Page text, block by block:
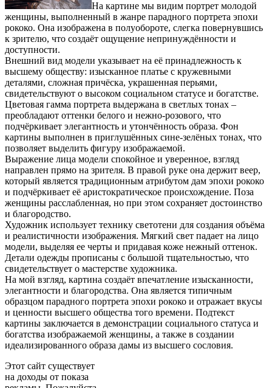
На картине мы видим портрет молодой
женщины, выполненный в жанре парадного портрета эпохи
рококо. Она изображена в полуобороте, слегка повернувшись
к зрителю, что создаёт ощущение непринуждённости и
доступности.
Внешний вид модели указывает на её принадлежность к
высшему обществу: изысканное платье с кружевными
деталями, сложная причёска, украшенная перьями,
свидетельствуют о высоком социальном статусе и богатстве.
Цветовая гамма портрета выдержана в светлых тонах –
преобладают оттенки белого и нежно-розового, что
подчёркивает элегантность и утончённость образа. Фон
картины выполнен в приглушённых сине-зелёных тонах, что
позволяет выделить фигуру изображаемой.
Выражение лица модели спокойное и уверенное, взгляд
направлен прямо на зрителя. В правой руке она держит веер,
который является традиционным атрибутом дам эпохи рококо
и подчёркивает её аристократическое происхождение. Поза
женщины расслабленная, но при этом сохраняет достоинство
и благородство.
Художник использует технику светотени для создания объёма
и реалистичности изображения. Мягкий свет падает на лицо
модели, выделяя ее черты и придавая коже нежный оттенок.
Детали одежды прописаны с большой тщательностью, что
свидетельствует о мастерстве художника.
На мой взгляд, картина создаёт впечатление изысканности,
элегантности и благородства. Она является типичным
образцом парадного портрета эпохи рококо и отражает вкусы
и ценности высшего общества того времени. Подтекст
картины заключается в демонстрации социального статуса и
богатства изображаемой женщины, а также в создании
идеализированного образа дамы из высшего сословия.
Этот сайт существует
на доходы от показа